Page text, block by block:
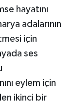
hayatını
adalarının
için
ses
eylem için
ikinci bir